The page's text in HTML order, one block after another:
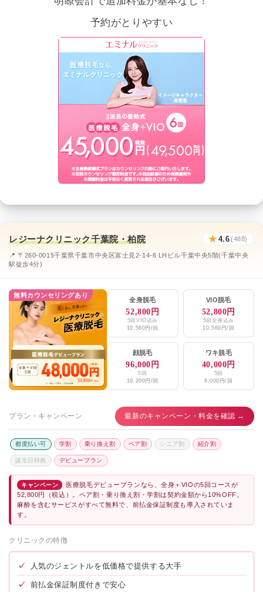
予約がとりやすい
レジーナクリニック千葉院・柏院 ★ 4.6(488)
📍 〒260-0015千葉県千葉市中央区富士見2-14-6 LHビル千葉中央5階(千葉中央
駅徒歩4分)
無料カウンセリングあり
全身脱毛
52,800円
5回VIO込み
10,560円/回
VIO脱毛
52,800円
5回全身込み
10,560円/回
顔脱毛
96,000円
5回
19,200円/回
ワキ脱毛
40,000円
5回
8,000円/回
プラン・キャンペーン 最新のキャンペーン・料金を確認 →
都度払い可 学割 乗り換え割 ペア割 シニア割 紹介割
誕生日特典 デビュープラン
キャンペーン
医療脱毛デビュープランなら、全身＋VIOの5回コースが
52,800円（税込）。ペア割・乗り換え割・学割は契約金額から10%OFF。
麻酔を含むサービスがすべて無料で、前払金保証制度も導入されていま
す。
クリニックの特徴
✓ 人気のジェントルを低価格で提供する大手
✓ 前払金保証制度付きで安心